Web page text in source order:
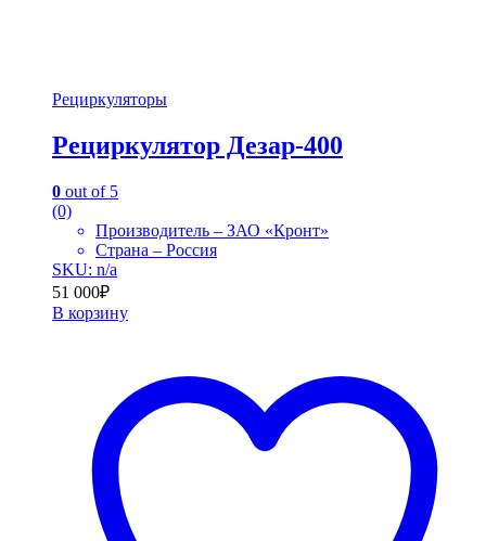
Рециркуляторы
Рециркулятор Дезар-400
0 out of 5
(0)
Производитель – ЗАО «Кронт»
Страна – Россия
SKU: n/a
51 000₽
В корзину